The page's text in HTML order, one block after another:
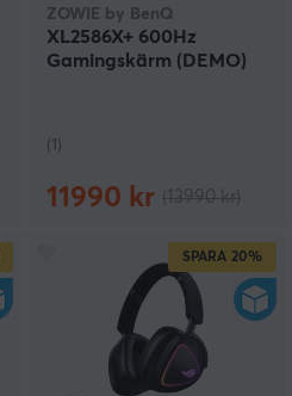
ZOWIE by BenQ
XL2586X+ 600Hz
Gamingskärm (DEMO)
(1)
11990 kr
SPARA 20%